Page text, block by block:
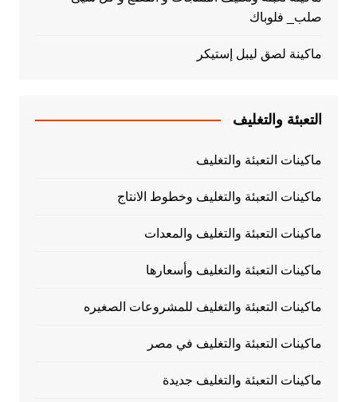
صلب_ فلوباك
ماكينة لصق ليبل إستيكر
التعبئة والتغليف
ماكينات التعبئة والتغليف
ماكينات التعبئة والتغليف وخطوط الانتاج
ماكينات التعبئة والتغليف والمعدات
ماكينات التعبئة والتغليف وأسعارها
ماكينات التعبئة والتغليف للمشروعات الصغيره
ماكينات التعبئة والتغليف في مصر
ماكينات التعبئة والتغليف جديدة